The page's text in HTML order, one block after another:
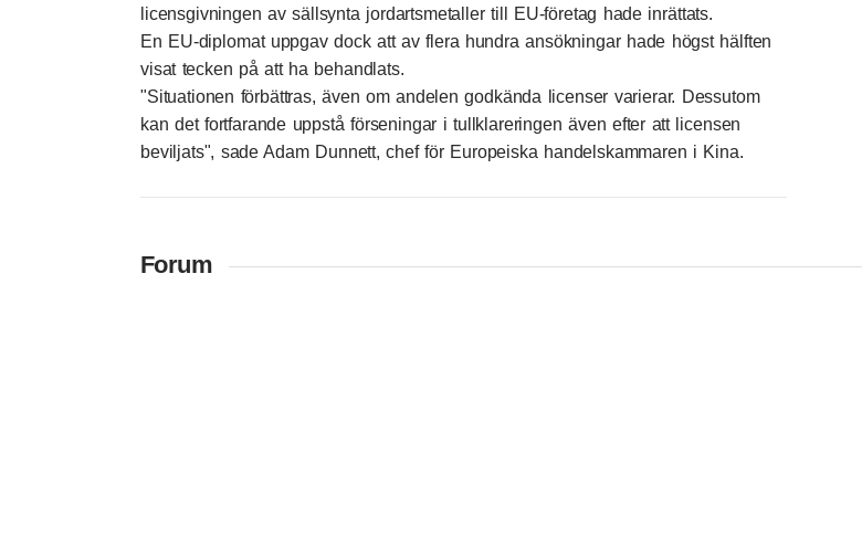
licensgivningen av sällsynta jordartsmetaller till EU-företag hade inrättats.
En EU-diplomat uppgav dock att av flera hundra ansökningar hade högst hälften
visat tecken på att ha behandlats.
"Situationen förbättras, även om andelen godkända licenser varierar. Dessutom
kan det fortfarande uppstå förseningar i tullklareringen även efter att licensen
beviljats", sade Adam Dunnett, chef för Europeiska handelskammaren i Kina.
Forum